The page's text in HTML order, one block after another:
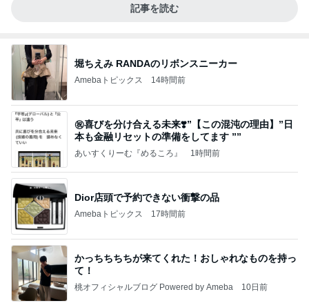
記事を読む
堀ちえみ RANDAのリボンスニーカー
Amebaトピックス 14時間前
㊗️喜びを分け合える未来❣️”【この混沌の理由】”⽇
本も⾦融リセットの準備をしてます ””
あいすくりーむ『めるころ』 1時間前
Dior店頭で予約できない衝撃の品
Amebaトピックス 17時間前
かっちちちちが来てくれた！おしゃれなものを持っ
て！
桃オフィシャルブログ Powered by Ameba 10日前